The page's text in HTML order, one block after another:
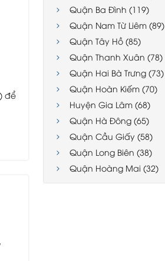
để
Quận Ba Đình (119)
Quận Nam Từ Liêm (89)
Quận Tây Hồ (85)
Quận Thanh Xuân (78)
Quận Hai Bà Trưng (73)
Quận Hoàn Kiếm (70)
Huyện Gia Lâm (68)
Quận Hà Đông (65)
Quận Cầu Giấy (58)
Quận Long Biên (38)
Quận Hoàng Mai (32)